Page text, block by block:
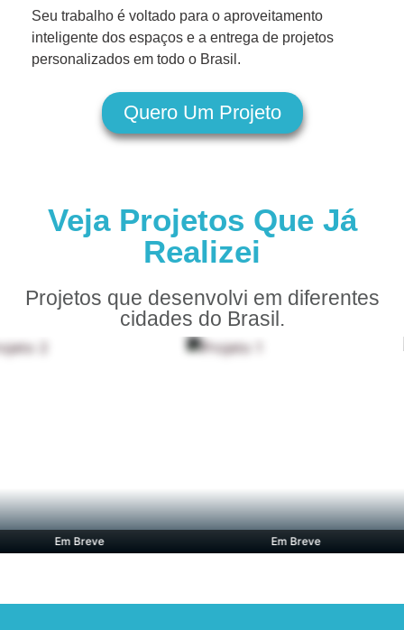
Seu trabalho é voltado para o aproveitamento
inteligente dos espaços e a entrega de projetos
personalizados em todo o Brasil.
Quero Um Projeto
Veja Projetos Que Já
Realizei
Projetos que desenvolvi em diferentes
cidades do Brasil.
Em Breve Em Breve